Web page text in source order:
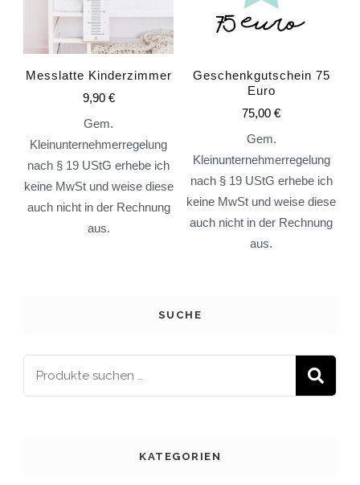
Messlatte Kinderzimmer
9,90 €
Gem.
Kleinunternehmerregelung
nach § 19 UStG erhebe ich
keine MwSt und weise diese
auch nicht in der Rechnung
aus.
Geschenkgutschein 75
Euro
75,00€
Gem.
Kleinunternehmerregelung
nach § 19 UStG erhebe ich
keine MwSt und weise diese
auch nicht in der Rechnung
aus.
SUCHE
KATEGORIEN